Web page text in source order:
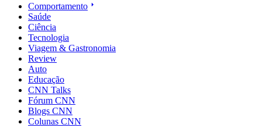
Comportamento
Saúde
Ciência
Tecnologia
Viagem & Gastronomia
Review
Auto
Educação
CNN Talks
Fórum CNN
Blogs CNN
Colunas CNN